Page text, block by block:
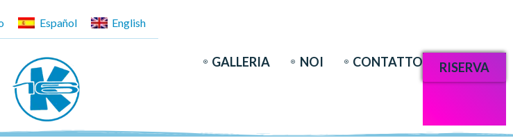
Español English
RISERVA
GALLERIA NOI CONTATTO